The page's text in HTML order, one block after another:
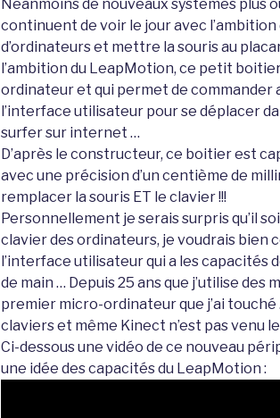
Néanmoins de nouveaux systèmes plus
continuent de voir le jour avec l’ambition
d’ordinateurs et mettre la souris au
l’ambition du LeapMotion, ce petit
ordinateur et qui permet de commander
l’interface utilisateur pour se déplacer
surfer sur internet …
D’après le constructeur, ce boitier est
avec une précision d’un centième de
remplacer la souris ET le clavier !!!
Personnellement je serais surpris qu’il
clavier des ordinateurs, je voudrais bien
l’interface utilisateur qui a les capacités
de main … Depuis 25 ans que j’utilise des
premier micro-ordinateur que j’ai touché
claviers et même Kinect n’est pas venu
Ci-dessous une vidéo de ce nouveau
une idée des capacités du LeapMotion :